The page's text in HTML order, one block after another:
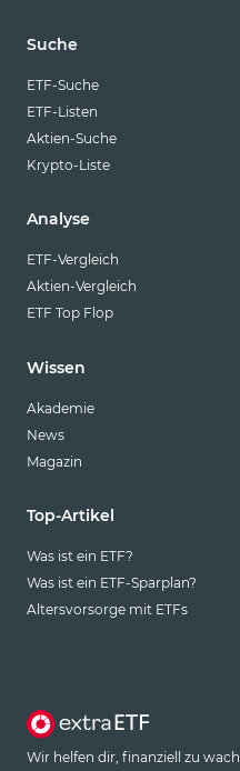
Suche
ETF-Suche
ETF-Listen
Aktien-Suche
Krypto-Liste
Analyse
ETF-Vergleich
Aktien-Vergleich
ETF Top Flop
Wissen
Akademie
News
Magazin
Top-Artikel
Was ist ein ETF?
Was ist ein ETF-Sparplan?
Altersvorsorge mit ETFs
Wir helfen dir, finanziell zu